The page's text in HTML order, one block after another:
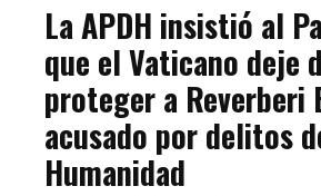
La APDH insistió al
que el Vaticano deje
proteger a Reverberi
acusado por delitos
Humanidad